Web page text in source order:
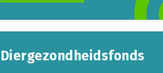
Diergezondheidsfonds